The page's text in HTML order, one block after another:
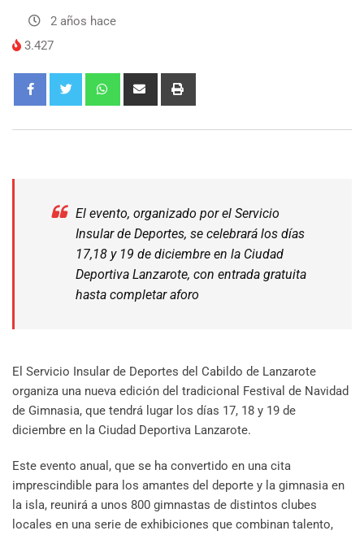
2 años hace
3.427
El evento, organizado por el Servicio
Insular de Deportes, se celebrará los días
17,18 y 19 de diciembre en la Ciudad
Deportiva Lanzarote, con entrada gratuita
hasta completar aforo
El Servicio Insular de Deportes del Cabildo de Lanzarote
organiza una nueva edición del tradicional Festival de Navidad
de Gimnasia, que tendrá lugar los días 17, 18 y 19 de
diciembre en la Ciudad Deportiva Lanzarote.
Este evento anual, que se ha convertido en una cita
imprescindible para los amantes del deporte y la gimnasia en
la isla, reunirá a unos 800 gimnastas de distintos clubes
locales en una serie de exhibiciones que combinan talento,